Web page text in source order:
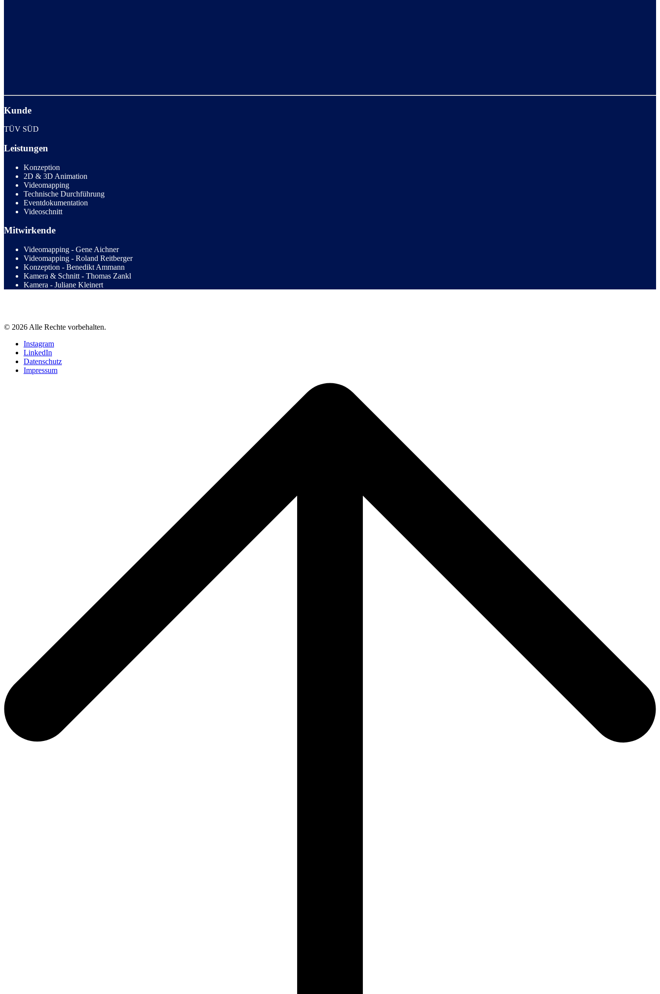
Kunde
TÜV SÜD
Leistungen
Konzeption
2D & 3D Animation
Videomapping
Technische Durchführung
Eventdokumentation
Videoschnitt
Mitwirkende
Videomapping - Gene Aichner
Videomapping - Roland Reitberger
Konzeption - Benedikt Ammann
Kamera & Schnitt - Thomas Zankl
Kamera - Juliane Kleinert
© 2026 Alle Rechte vorbehalten.
Instagram
LinkedIn
Datenschutz
Impressum